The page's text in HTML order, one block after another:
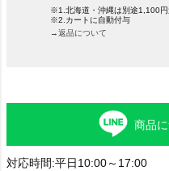
※1.北海道・沖縄は別途1,100
※2.カートに自動付与
→返品について
商品
対応時間:平日10:00～17:00